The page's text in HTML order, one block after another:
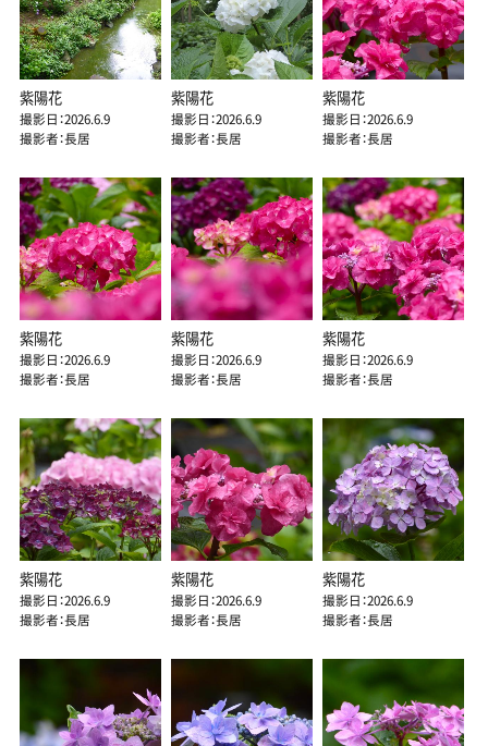
紫陽花
撮影日：2026.6.9
撮影者：長居
紫陽花
撮影日：2026.6.9
撮影者：長居
紫陽花
撮影日：2026.6.9
撮影者：長居
紫陽花
撮影日：2026.6.9
撮影者：長居
紫陽花
撮影日：2026.6.9
撮影者：長居
紫陽花
撮影日：2026.6.9
撮影者：長居
紫陽花
撮影日：2026.6.9
撮影者：長居
紫陽花
撮影日：2026.6.9
撮影者：長居
紫陽花
撮影日：2026.6.9
撮影者：長居